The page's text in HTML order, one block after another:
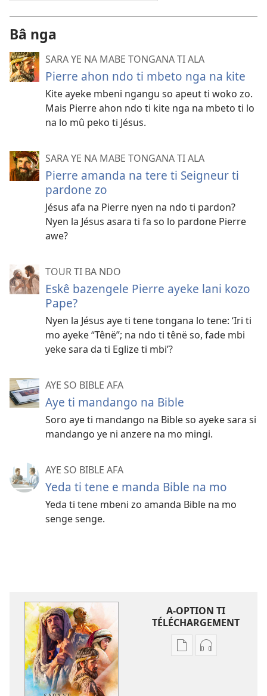
Bâ nga
SARA YE NA MABE TONGANA TI ALA
Pierre ahon ndo ti mbeto nga na kite
Kite ayeke mbeni ngangu so apeut ti woko zo.
Mais Pierre ahon ndo ti kite nga na mbeto ti lo
na lo mû peko ti Jésus.
SARA YE NA MABE TONGANA TI ALA
Pierre amanda na tere ti Seigneur ti
pardone zo
Jésus afa na Pierre nyen na ndo ti pardon?
Nyen la Jésus asara ti fa so lo pardone Pierre
awe?
TOUR TI BA NDO
Eskê bazengele Pierre ayeke lani kozo
Pape?
Nyen la Jésus aye ti tene tongana lo tene: ‘Iri ti
mo ayeke “Tênë”; na ndo ti tênë so, fade mbi
yeke sara da ti Eglize ti mbi’?
AYE SO BIBLE AFA
Aye ti mandango na Bible
Soro aye ti mandango na Bible so ayeke sara si
mandango ye ni anzere na mo mingi.
AYE SO BIBLE AFA
Yeda ti tene e manda Bible na mo
Yeda ti tene mbeni zo amanda Bible na mo
senge senge.
A-OPTION TI
TÉLÉCHARGEMENT
A-
A-